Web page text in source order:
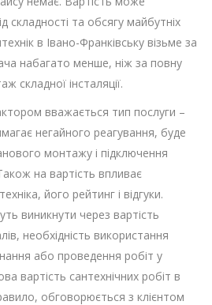
складності та обсягу майбутніх
в Івано-Франківську візьме за
набагато менше, ніж за повну
складної інсталяції.
вважається тип послуги –
негайного реагування, буде
монтажу і підключення
на вартість впливає
його рейтинг і відгуки.
виникнути через вартість
необхідність використання
або проведення робіт у
вартість сантехнічних робіт в
обговорюється з клієнтом